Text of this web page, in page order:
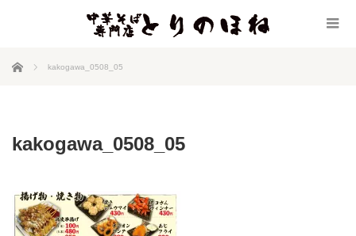
ホーム kakogawa_0508_05
kakogawa_0508_05